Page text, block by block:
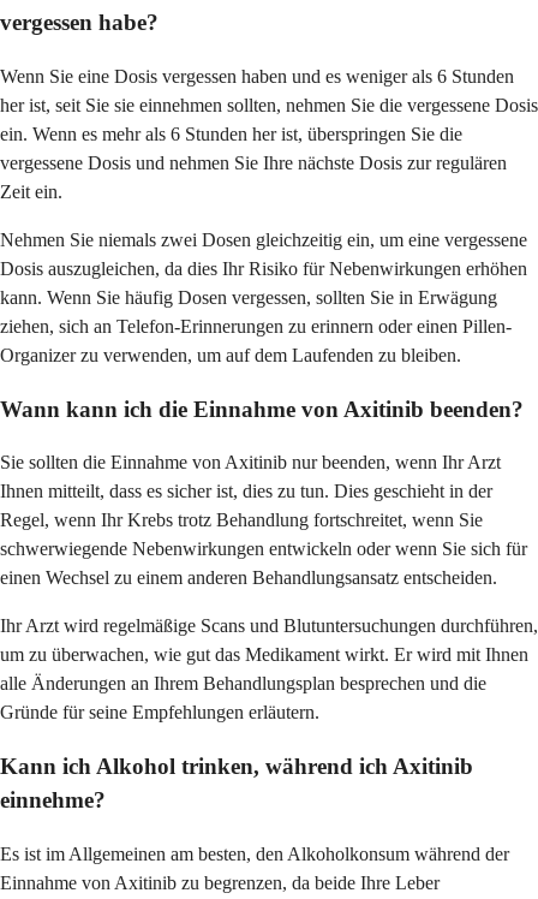
vergessen habe?
Wenn Sie eine Dosis vergessen haben und es weniger als 6 Stunden
her ist, seit Sie sie einnehmen sollten, nehmen Sie die vergessene Dosis
ein. Wenn es mehr als 6 Stunden her ist, überspringen Sie die
vergessene Dosis und nehmen Sie Ihre nächste Dosis zur regulären
Zeit ein.
Nehmen Sie niemals zwei Dosen gleichzeitig ein, um eine vergessene
Dosis auszugleichen, da dies Ihr Risiko für Nebenwirkungen erhöhen
kann. Wenn Sie häufig Dosen vergessen, sollten Sie in Erwägung
ziehen, sich an Telefon-Erinnerungen zu erinnern oder einen Pillen-
Organizer zu verwenden, um auf dem Laufenden zu bleiben.
Wann kann ich die Einnahme von Axitinib beenden?
Sie sollten die Einnahme von Axitinib nur beenden, wenn Ihr Arzt
Ihnen mitteilt, dass es sicher ist, dies zu tun. Dies geschieht in der
Regel, wenn Ihr Krebs trotz Behandlung fortschreitet, wenn Sie
schwerwiegende Nebenwirkungen entwickeln oder wenn Sie sich für
einen Wechsel zu einem anderen Behandlungsansatz entscheiden.
Ihr Arzt wird regelmäßige Scans und Blutuntersuchungen durchführen,
um zu überwachen, wie gut das Medikament wirkt. Er wird mit Ihnen
alle Änderungen an Ihrem Behandlungsplan besprechen und die
Gründe für seine Empfehlungen erläutern.
Kann ich Alkohol trinken, während ich Axitinib
einnehme?
Es ist im Allgemeinen am besten, den Alkoholkonsum während der
Einnahme von Axitinib zu begrenzen, da beide Ihre Leber